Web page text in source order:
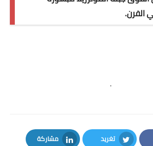
الفرن.
.
تغريد مشاركة